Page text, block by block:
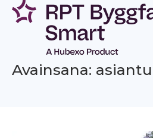
Siirry
sisältöön
Avainsana: